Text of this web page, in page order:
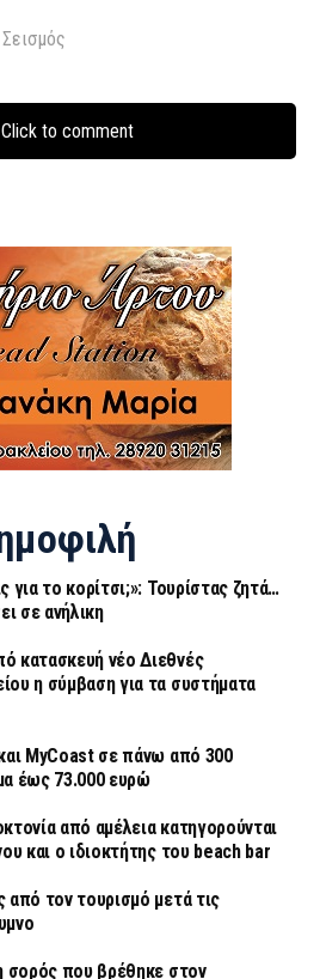
Σεισμός
Click to comment
για το κορίτσι;»: Τουρίστας ζητά…
σε ανήλικη
κατασκευή νέο Διεθνές
η σύμβαση για τα συστήματα
MyCoast σε πάνω από 300
έως 73.000 ευρώ
από αμέλεια κατηγορούνται
και ο ιδιοκτήτης του beach bar
από τον τουρισμό μετά τις
σορός που βρέθηκε στον